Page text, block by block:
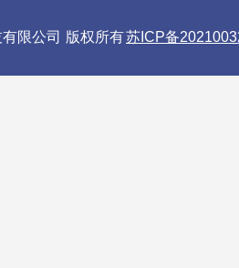
限公司 版权所有苏ICP备